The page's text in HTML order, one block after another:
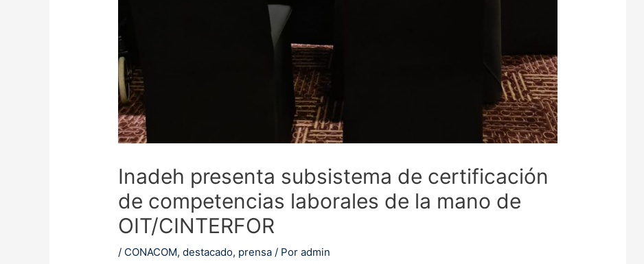
Inadeh presenta subsistema de certificación
de competencias laborales de la mano de
OIT/CINTERFOR
/ CONACOM,destacado, prensa / Poradmin